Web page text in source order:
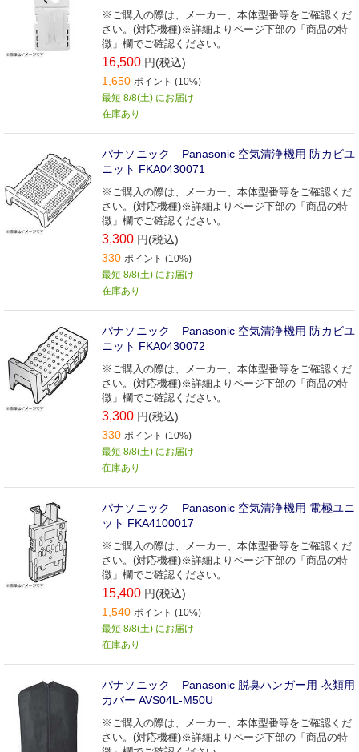
※ご購入の際は、メーカー、本体型番等をご確認くだ
さい。(対応機種)※詳細よりページ下部の「商品の特
徴」欄でご確認ください。
16,500 円(税込)
1,650 ポイント (10%)
最短 8/8(土) にお届け
在庫あり
パナソニック Panasonic 空気清浄機用 防カビユ
ニット FKA0430071
※ご購入の際は、メーカー、本体型番等をご確認くだ
さい。(対応機種)※詳細よりページ下部の「商品の特
徴」欄でご確認ください。
3,300 円(税込)
330 ポイント (10%)
最短 8/8(土) にお届け
在庫あり
パナソニック Panasonic 空気清浄機用 防カビユ
ニット FKA0430072
※ご購入の際は、メーカー、本体型番等をご確認くだ
さい。(対応機種)※詳細よりページ下部の「商品の特
徴」欄でご確認ください。
3,300 円(税込)
330 ポイント (10%)
最短 8/8(土) にお届け
在庫あり
パナソニック Panasonic 空気清浄機用 電極ユニ
ット FKA4100017
※ご購入の際は、メーカー、本体型番等をご確認くだ
さい。(対応機種)※詳細よりページ下部の「商品の特
徴」欄でご確認ください。
15,400 円(税込)
1,540 ポイント (10%)
最短 8/8(土) にお届け
在庫あり
パナソニック Panasonic 脱臭ハンガー用 衣類用
カバー AVS04L-M50U
※ご購入の際は、メーカー、本体型番等をご確認くだ
さい。(対応機種)※詳細よりページ下部の「商品の特